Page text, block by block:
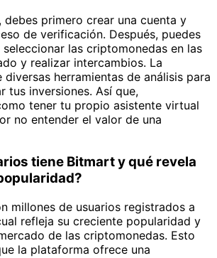
debes primero crear una cuenta y
de verificación. Después, puedes
las criptomonedas en las
y realizar intercambios. La
herramientas de análisis para
tus inversiones. Así que,
tener tu propio asistente virtual
no entender el valor de una
tiene Bitmart y qué revela
millones de usuarios registrados a
refleja su creciente popularidad y
de las criptomonedas. Esto
la plataforma ofrece una